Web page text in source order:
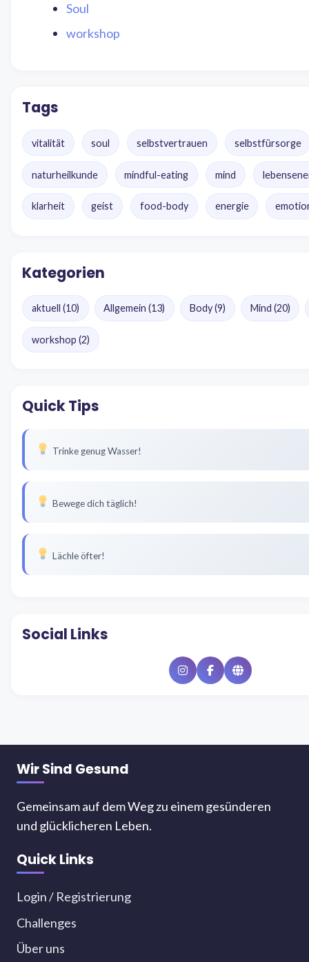
Soul
workshop
Tags
vitalität soul selbstvertrauen selbstfürsorge
naturheilkunde mindful-eating mind
klarheit geist food-body energie
Kategorien
aktuell (10) Allgemein(13) Body(9) Mind (20)
workshop (2)
Quick Tips
Trinke genug Wasser!
Bewege dich täglich!
Lächle öfter!
Social Links
InstagramFacebookWebsite
Wir Sind Gesund
Gemeinsam auf dem Weg zu einem gesünderen
und glücklicheren Leben.
Quick Links
Login / Registrierung
Challenges
Über uns